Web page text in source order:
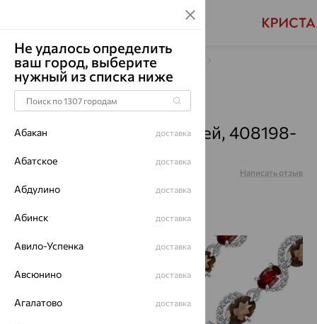
Главная Каталог
Браслеты декоративные
Микс полудрагоценных камней
Браслет, серебро, микс
полудрагоценных камней, 408198-
901-1019
Написать отзыв
64%
Не удалось определить
ваш город, выберите
нужный из списка ниже
Абакан доставка
Абатское доставка
Абдулино доставка
Абинск доставка
Авило-Успенка доставка
Авсюнино доставка
Агалатово доставка